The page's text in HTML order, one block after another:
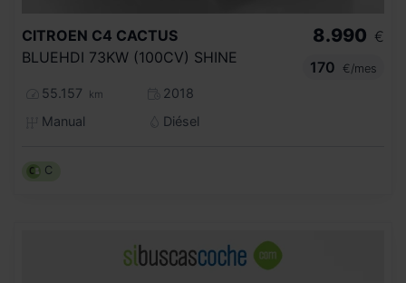
CITROEN C4 CACTUS
BLUEHDI 73KW (100CV) SHINE
55.157 km
2018
Manual
Diésel
8.990 €
170
€/mes
C